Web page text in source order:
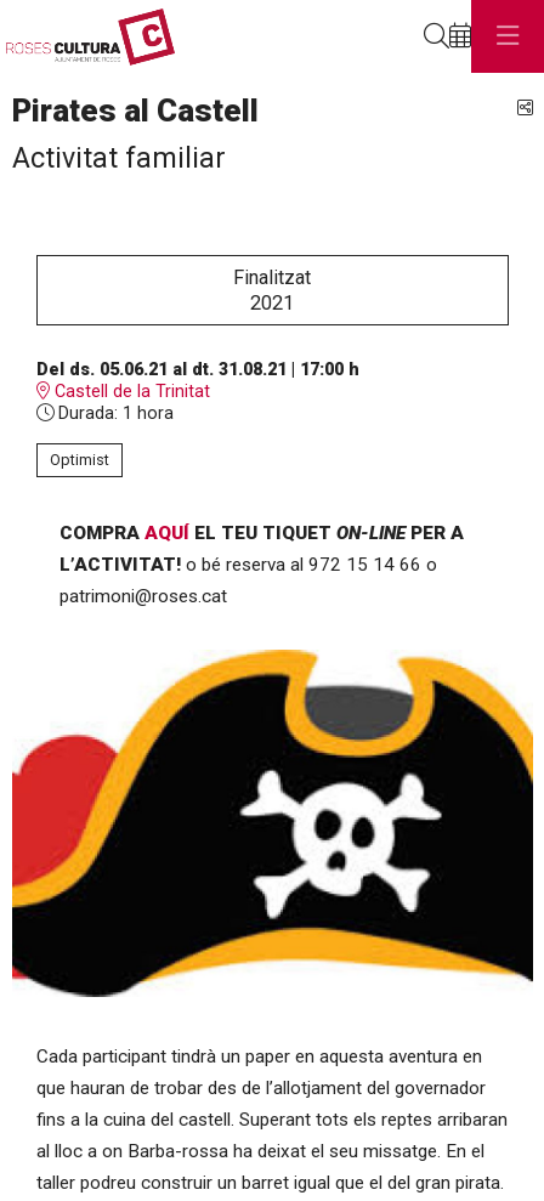
Pirates al Castell
Activitat familiar
Finalitzat
2021
Del ds. 05.06.21 al dt. 31.08.21
17:00 h
Castell de la Trinitat
Durada: 1 hora
Optimist
COMPRA AQUÍ EL TEU TIQUET ON-LINE PER A
L’ACTIVITAT! o bé reserva al 972 15 14 66 o
patrimoni@roses.cat
Cada participant tindrà un paper en aquesta aventura en
que hauran de trobar des de l’allotjament del governador
fins a la cuina del castell. Superant tots els reptes arribaran
al lloc a on Barba-rossa ha deixat el seu missatge. En el
taller podreu construir un barret igual que el del gran pirata.